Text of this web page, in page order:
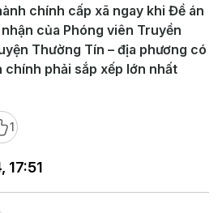
chính cấp xã ngay khi Đề án
của Phóng viên Truyền
Thường Tín – địa phương có
chính phải sắp xếp lớn nhất
1
17:51